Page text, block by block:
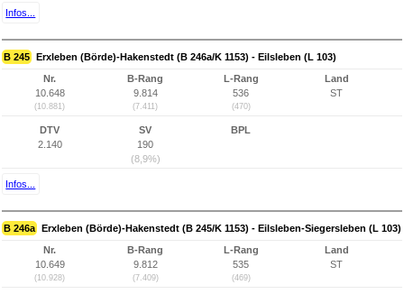
Infos...
B 245 Erxleben (Börde)-Hakenstedt (B 246a/K 1153) - Eilsleben (L 103)
Nr.
10.648
(10.881)
B-Rang
9.814
(7.411)
L-Rang
536
(470)
Land
ST
DTV
2.140
SV
190
(8,9%)
BPL
Infos...
B 246a Erxleben (Börde)-Hakenstedt (B 245/K 1153) - Eilsleben-Siegersleben (L 103)
Nr.
10.649
(10.928)
B-Rang
9.812
(7.409)
L-Rang
535
(469)
Land
ST